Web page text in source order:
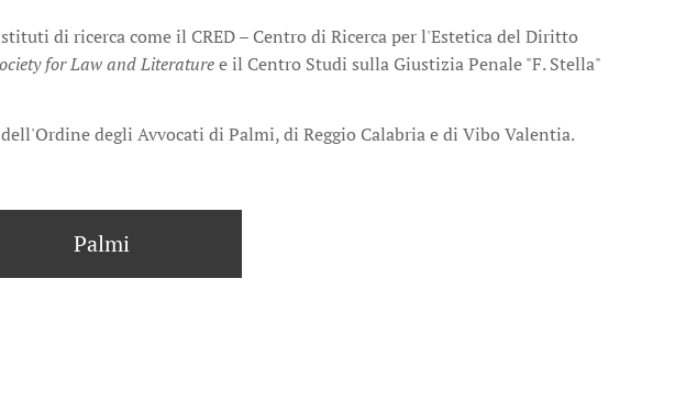
di ricerca come il CRED – Centro di Ricerca per l'Estetica del Diritto
for Law and Literaturee il Centro Studi sulla Giustizia Penale "F. Stella"
degli Avvocati di Palmi, di Reggio Calabria e di Vibo Valentia.
Palmi